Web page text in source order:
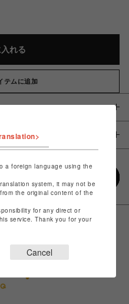
れる
テムに追加
a foreign language using the
system, it may not be
the original content of the
for any direct or
service. Thank you for your
Cancel